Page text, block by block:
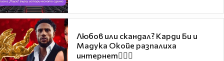
Любов или скандал? Карди Би и
Мадука Окойе разпалиха
интернет❤️‍🔥🔥